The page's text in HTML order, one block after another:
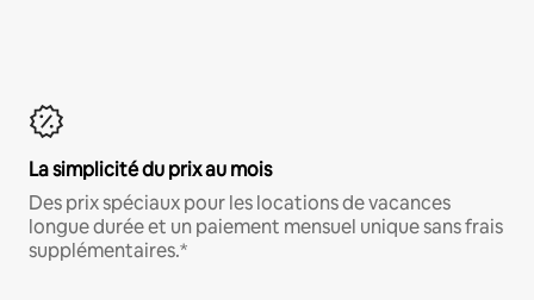
La simplicité du prix au mois
Des prix spéciaux pour les locations de vacances
longue durée et un paiement mensuel unique sans frais
supplémentaires.*